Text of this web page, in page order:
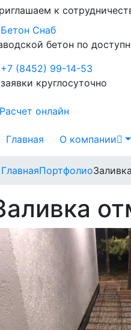
к
Бетон Снаб
бетон по
+7 (8452) 99-14-53
заявки круглосуточно
Расчет онлайн
Главная О компании
ГлавнаяПортфолио